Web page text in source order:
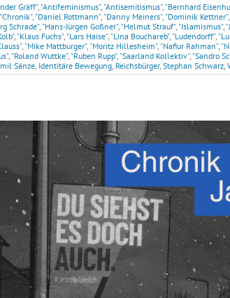
Gräff", "Antifeminismus", "Antisemitismus", "Bernhard
"Chronik", "Daniel Rottmann", "Danny Meiners", "Dominik Kettner",
Schrade", "Hans-Jürgen Goßner", "Helmut Strauf", "Islamismus",
, "Klaus Fuchs", "Lars Haise", "Lina Bouchareb", "Ludendorff",
, "Mike Mattburger", "Moritz Hillesheim", "Nafiur Rahman",
, "Roland Wuttke", "Ruben Rupp", "Saarland Kollektiv", "Sandro
Sänze, Identitäre Bewegung, Reichsbürger, Stephan Schwarz,